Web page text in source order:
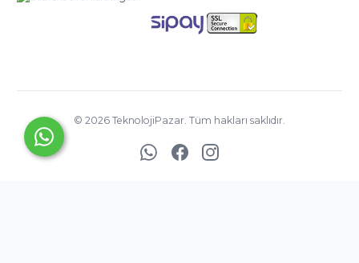
© 2026 TeknolojiPazar. Tüm hakları saklıdır.